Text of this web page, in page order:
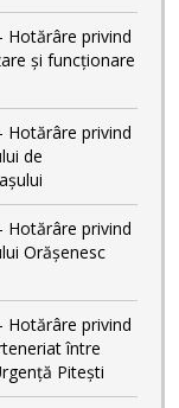
Hotărâre privind
și funcționare
Hotărâre privind
de
Hotărâre privind
Orășenesc
Hotărâre privind
între
Pitești